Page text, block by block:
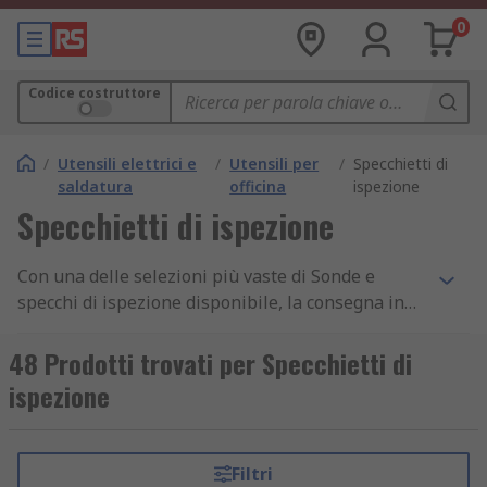
0
Codice costruttore
/ Utensili elettrici e
saldatura
/ Utensili per
officina
/ Specchietti di
ispezione
Specchietti di ispezione
Con una delle selezioni più vaste di Sonde e
specchi di ispezione disponibile, la consegna in
gamma Strumenti di misura, e con un impegno
diretto alla qualità, non c'è da meravigliarsi che
clienti in più di 160 paesi in tutto il mondo
approfittare della consegna in 24/48 ore sui
48 Prodotti trovati per Specchietti di
ispezione
Filtri